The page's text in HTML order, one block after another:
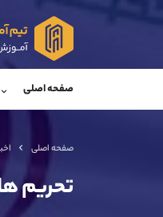
صفحه اصلی
صفحه اصلی
تحریم
اطلاعات تماس